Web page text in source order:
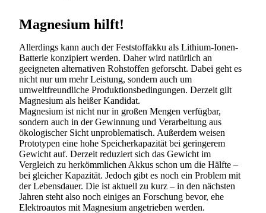
Suchen
Magnesium hilft!
Allerdings kann auch der Feststoffakku als Lithium-Ionen-
Batterie konzipiert werden. Daher wird natürlich an
geeigneten alternativen Rohstoffen geforscht. Dabei geht es
nicht nur um mehr Leistung, sondern auch um
umweltfreundliche Produktionsbedingungen. Derzeit gilt
Magnesium als heißer Kandidat.
Magnesium ist nicht nur in großen Mengen verfügbar,
sondern auch in der Gewinnung und Verarbeitung aus
ökologischer Sicht unproblematisch. Außerdem weisen
Prototypen eine hohe Speicherkapazität bei geringerem
Gewicht auf. Derzeit reduziert sich das Gewicht im
Vergleich zu herkömmlichen Akkus schon um die Hälfte –
bei gleicher Kapazität. Jedoch gibt es noch ein Problem mit
der Lebensdauer. Die ist aktuell zu kurz – in den nächsten
Jahren steht also noch einiges an Forschung bevor, ehe
Elektroautos mit Magnesium angetrieben werden.